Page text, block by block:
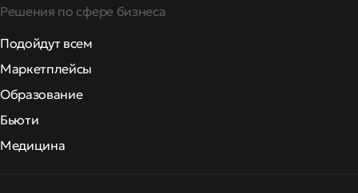
Решения по сфере бизнеса
Подойдут всем
Маркетплейсы
Образование
Бьюти
Медицина